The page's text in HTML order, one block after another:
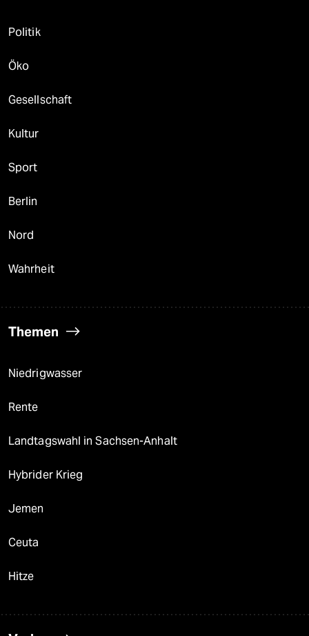
Politik
Öko
Gesellschaft
Kultur
Sport
Berlin
Nord
Wahrheit
Themen
Niedrigwasser
Rente
Landtagswahl in Sachsen-Anhalt
Hybrider Krieg
Jemen
Ceuta
Hitze